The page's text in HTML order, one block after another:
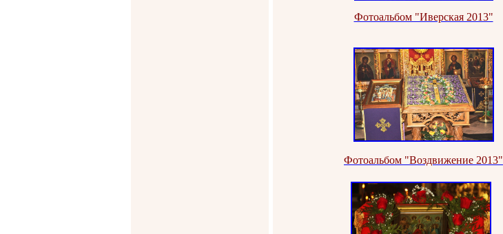
Фотоальбом "Иверская 2013"
Фотоальбом "Воздвижение 2013"